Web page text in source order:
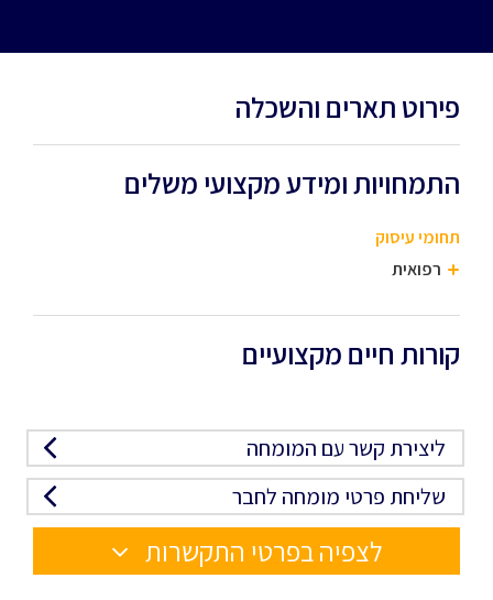
פירוט תארים והשכלה
התמחויות ומידע מקצועי משלים
תחומי עיסוק
רפואית
קורות חיים מקצועיים
ליצירת קשר עם המומחה
שליחת פרטי מומחה לחבר
לצפיה בפרטי התקשרות